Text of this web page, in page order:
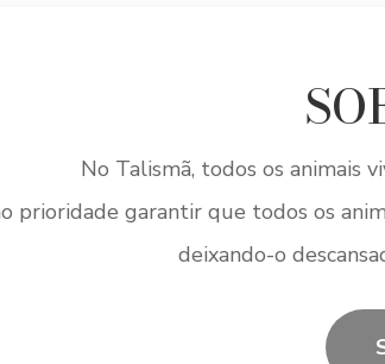
No Talismã, todos os animais
prioridade garantir que todos os
deixando-o